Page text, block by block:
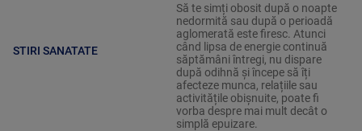
STIRI SANATATE
Să te simți obosit după o noapte
nedormită sau după o perioadă
aglomerată este firesc. Atunci
când lipsa de energie continuă
săptămâni întregi, nu dispare
după odihnă și începe să îți
afecteze munca, relațiile sau
activitățile obișnuite, poate fi
vorba despre mai mult decât o
simplă epuizare.